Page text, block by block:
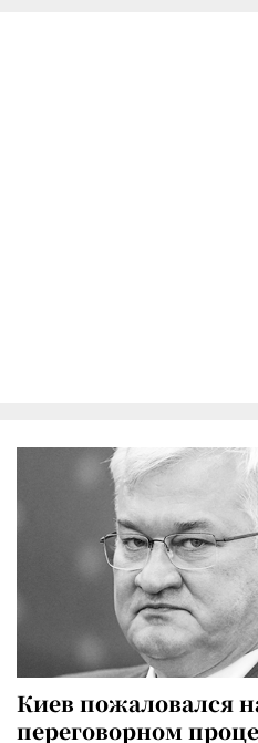
Киев пожаловался
переговорном